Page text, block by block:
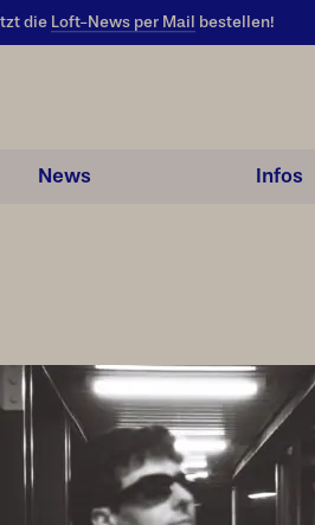
die Loft-News per Mail bestellen!
News Infos